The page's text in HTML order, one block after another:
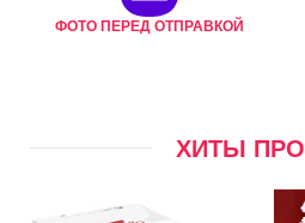
ФОТО ПЕРЕД ОТПРАВКОЙ
ХИТЫ